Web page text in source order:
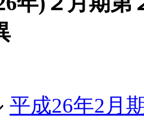
平成26年2月